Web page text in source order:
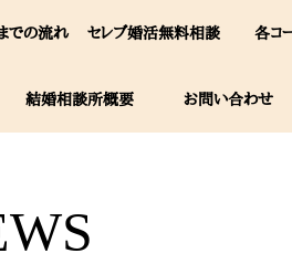
での流れ セレブ婚活無料相談 各コ
結婚相談所概要 お問い合わせ